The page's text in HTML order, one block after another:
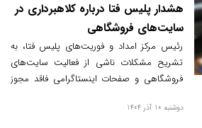
هشدار پلیس فتا درباره کلاهبرداری در
سایت‌های فروشگاهی
رئیس مرکز امداد و فوریت‌های پلیس فتا، به
تشریح مشکلات ناشی از فعالیت سایت‌های
فروشگاهی و صفحات اینستاگرامی فاقد مجوز
دوشنبه 10 آذر 1404